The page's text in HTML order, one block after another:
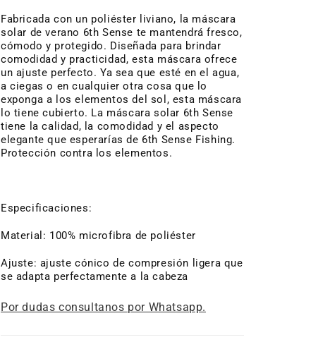
Fabricada con un poliéster liviano, la máscara
solar de verano 6th Sense te mantendrá fresco,
cómodo y protegido. Diseñada para brindar
comodidad y practicidad, esta máscara ofrece
un ajuste perfecto. Ya sea que esté en el agua,
a ciegas o en cualquier otra cosa que lo
exponga a los elementos del sol, esta máscara
lo tiene cubierto. La máscara solar 6th Sense
tiene la calidad, la comodidad y el aspecto
elegante que esperarías de 6th Sense Fishing.
Protección contra los elementos.
Especificaciones:
Material: 100% microfibra de poliéster
Ajuste: ajuste cónico de compresión ligera que
se adapta perfectamente a la cabeza
Por dudas consultanos por Whatsapp.